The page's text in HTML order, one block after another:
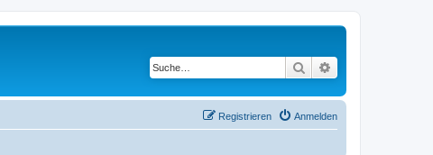
Suche
Anmelden
Registrieren